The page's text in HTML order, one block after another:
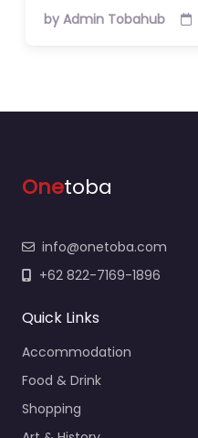
by Admin Tobahub
Onetoba
info@onetoba.com
+62 822-7169-1896
Quick Links
Accommodation
Food & Drink
Shopping